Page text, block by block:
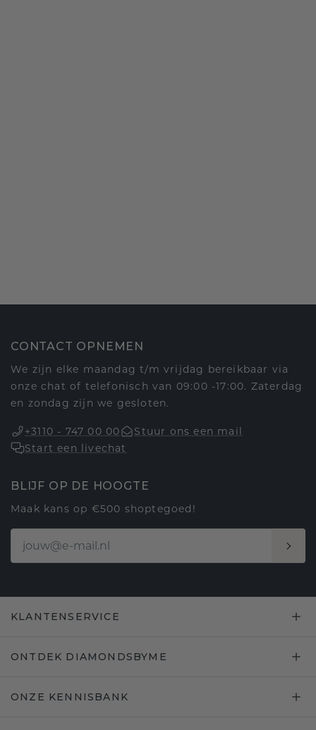
CONTACT OPNEMEN
We zijn elke maandag t/m vrijdag bereikbaar via
onze chat of telefonisch van 09:00 -17:00. Zaterdag
en zondag zijn we gesloten.
+3110 - 747 00 00
Stuur ons een mail
Start een livechat
BLIJF OP DE HOOGTE
Maak kans op €500 shoptegoed!
KLANTENSERVICE
ONTDEK DIAMONDSBYME
ONZE KENNISBANK